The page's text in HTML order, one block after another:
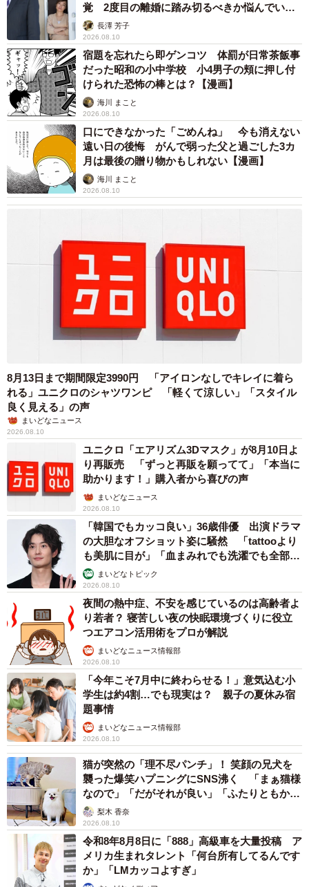
覚 2度目の離婚に踏み切るべきか悩んでいま
す【夫婦関係修復カウンセラーが解説】
長澤 芳子
2026.08.10
宿題を忘れたら即ゲンコツ 体罰が日常茶飯事
だった昭和の小中学校 小4男子の頬に押し付
けられた恐怖の棒とは？【漫画】
海川 まこと
2026.08.10
口にできなかった「ごめんね」 今も消えない
遠い日の後悔 がんで弱った父と過ごした3カ
月は最後の贈り物かもしれない【漫画】
海川 まこと
2026.08.10
8月13日まで期間限定3990円 「アイロンなしでキレイに着ら
れる」ユニクロのシャツワンピ 「軽くて涼しい」「スタイル
良く見える」の声
まいどなニュース
2026.08.10
ユニクロ「エアリズム3Dマスク」が8月10日よ
り再販売 「ずっと再販を願ってて」「本当に
助かります！」購入者から喜びの声
まいどなニュース
2026.08.10
「韓国でもカッコ良い」36歳俳優 出演ドラマ
の大胆なオフショット姿に騒然 「tattooより
も美肌に目が」「血まみれでも洗濯でも全部か
っこいい」
まいどなトピック
2026.08.10
夜間の熱中症、不安を感じているのは高齢者よ
り若者？ 寝苦しい夜の快眠環境づくりに役立
つエアコン活用術をプロが解説
まいどなニュース情報部
2026.08.10
「今年こそ7月中に終わらせる！」意気込む小
学生は約4割…でも現実は？ 親子の夏休み宿
題事情
まいどなニュース情報部
2026.08.10
猫が突然の「理不尽パンチ」！ 笑顔の兄犬を
襲った爆笑ハプニングにSNS沸く 「まぁ猫様
なので」「だがそれが良い」「ふたりともかわ
いいね」
梨木 香奈
2026.08.10
令和8年8月8日に「888」高級車を大量投稿 ア
メリカ生まれタレント「何台所有してるんです
か」「LMカッコよすぎ」